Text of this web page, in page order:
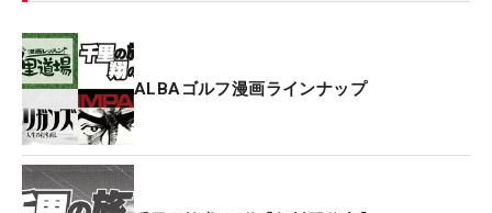
ALBAゴルフ漫画ラインナップ